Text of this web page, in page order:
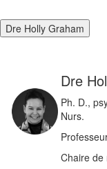
Dre Holly Graham
Dre
Ph. D.,
Nurs.
Chaire de